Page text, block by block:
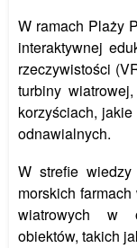
W ramach Plaży
interaktywnej
rzeczywistości
turbiny
korzyściach,
odnawialnych.
W strefie
morskich
wiatrowych w
obiektów, takich